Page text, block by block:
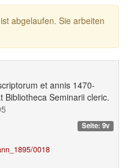
abgelaufen. Sie arbeiten
et annis 1470-
Bibliotheca Seminarii cleric.
Seite: 9v
0018